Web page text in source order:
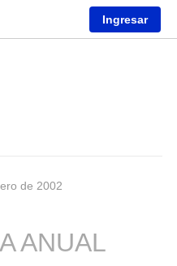
Ingresar
de 2002
ANUAL